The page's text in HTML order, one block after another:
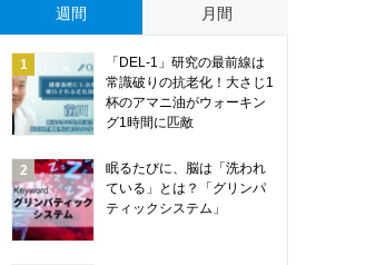
週間 月間
「DEL-1」研究の最前線は
常識破りの抗老化！大さじ1
杯のアマニ油がウォーキン
グ1時間に匹敵
眠るたびに、脳は「洗われ
ている」とは？「グリンパ
ティックシステム」